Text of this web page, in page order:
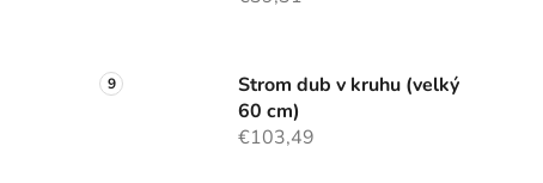
Strom dub v kruhu (velký
60 cm)
€103,49